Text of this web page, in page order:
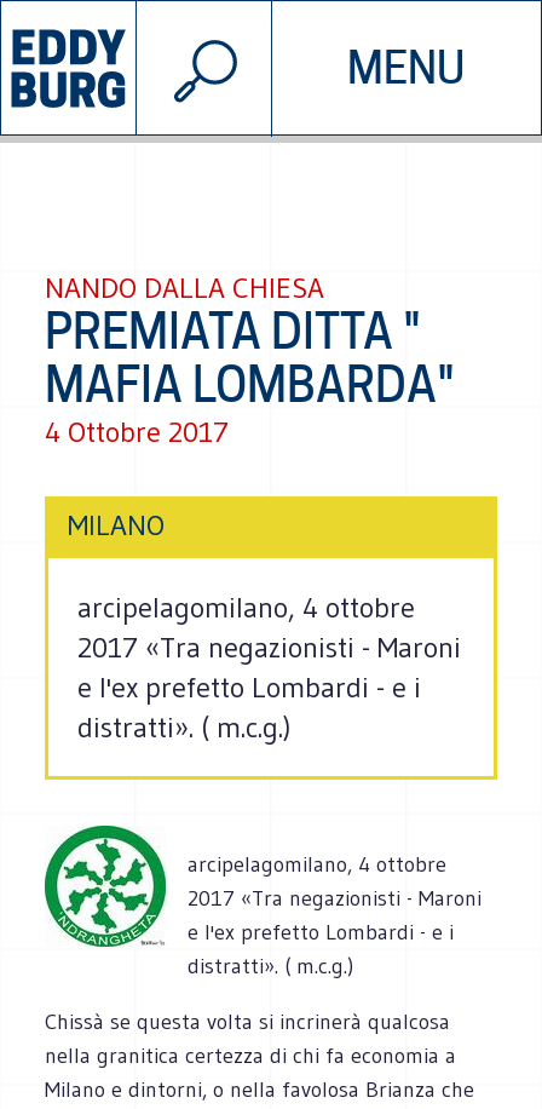
MENU
INIZIATIVE CHI SIAMO
© 2026 EDDYBURG
NANDO DALLA CHIESA
PREMIATA DITTA "
MAFIA LOMBARDA"
4 Ottobre 2017
MILANO
arcipelagomilano, 4 ottobre
2017 «Tra negazionisti - Maroni
e l'ex prefetto Lombardi - e i
distratti». ( m.c.g.)
arcipelagomilano, 4 ottobre
2017 «Tra negazionisti - Maroni
e l'ex prefetto Lombardi - e i
distratti». ( m.c.g.)
Chissà se questa volta si incrinerà qualcosa
nella granitica certezza di chi fa economia a
Milano e dintorni, o nella favolosa Brianza che